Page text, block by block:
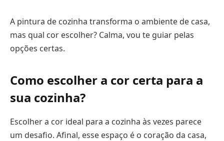
A pintura de cozinha transforma o ambiente de casa,
mas qual cor escolher? Calma, vou te guiar pelas
opções certas.
Como escolher a cor certa para a
sua cozinha?
Escolher a cor ideal para a cozinha às vezes parece
um desafio. Afinal, esse espaço é o coração da casa,